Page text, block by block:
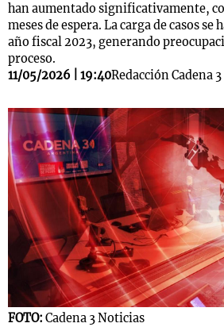
han aumentado significativamente,
meses de espera. La carga de casos se
año fiscal 2023, generando
proceso.
11/05/2026 | 19:40Redacción Cadena 3
FOTO: Cadena 3 Noticias
Notas
Mundial 2026